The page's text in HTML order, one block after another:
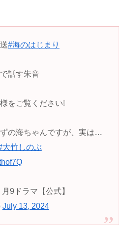
#海のはじまり
話す朱音
をご覧ください❕
の海ちゃんですが、実は…
大竹しのぶ
9ドラマ【公式】
July 13, 2024